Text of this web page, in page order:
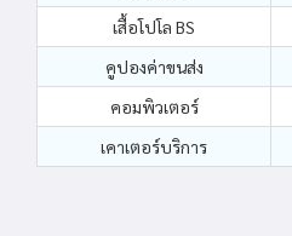
เสื้อโปโล BS
คูปองค่าขนส่ง
คอมพิวเตอร์
เคาเตอร์บริการ